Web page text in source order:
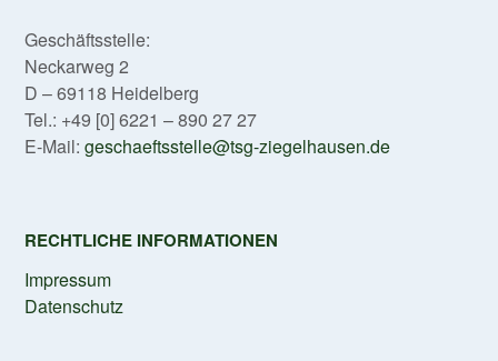
Geschäftsstelle:
Neckarweg 2
D – 69118 Heidelberg
Tel.: +49 [0] 6221 – 890 27 27
E-Mail: geschaeftsstelle@tsg-ziegelhausen.de
RECHTLICHE INFORMATIONEN
Impressum
Datenschutz